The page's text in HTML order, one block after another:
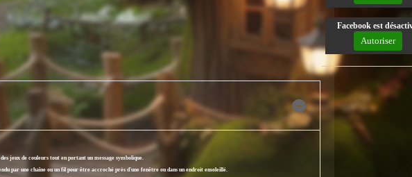
Facebook est
Autoriser
jeux de couleurs tout en portant un message symbolique.
par une chaîne ou un fil pour être accroché près d'une fenêtre ou dans un endroit ensoleillé.